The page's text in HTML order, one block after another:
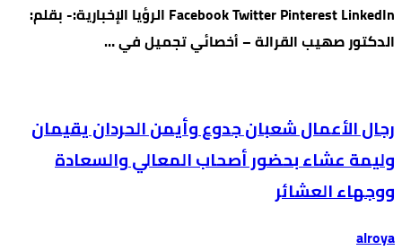
Facebook Twitter Pinterest LinkedIn الرؤيا الإخبارية:- بقلم:
الدكتور صهيب القرالة – أخصائي تجميل في …
رجال الأعمال شعبان جدوع وأيمن الحردان يقيمان
وليمة عشاء بحضور أصحاب المعالي والسعادة
ووجهاء العشائر
alroya